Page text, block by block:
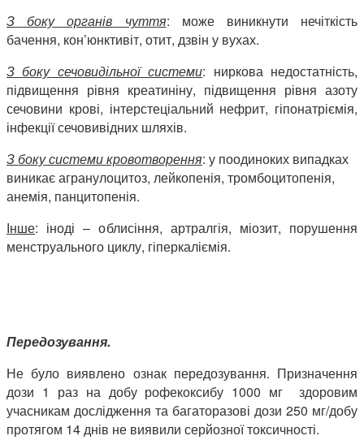
З боку органів чуття: може виникнути нечіткість
бачення, кон’юнктивіт, отит, дзвін у вухах.
З боку сечовидільної системи: ниркова недостатність,
підвищення рівня креатиніну, підвищення рівня азоту
сечовини крові, інтерстеціальний нефрит, гіпонатріємія,
інфекції сечовивідних шляхів.
З боку системи кровотворення: у поодиноких випадках
виникає агранулоцитоз, лейкопенія, тромбоцитопенія,
анемія, панцитопенія.
Інше: іноді – облисіння, артралгія, міозит, порушення
менструального циклу, гіперкаліємія.
Передозування.
Не було виявлено ознак передозування. Призначення
дози 1 раз на добу рофекоксибу 1000 мг здоровим
учасникам дослідження та багаторазові дози 250 мг/добу
протягом 14 днів не виявили серйозної токсичності.